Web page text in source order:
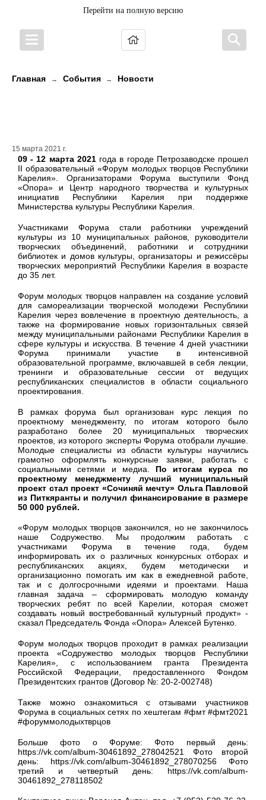
Перейти на полную версию
Главная → События → Новости
15 марта 2021 г.
09 - 12 марта 2021года в городе Петрозаводске прошел
II образовательный «Форум молодых творцов Республики
Карелия». Организаторами Форума выступили Фонд
«Опора» и Центр народного творчества и культурных
инициатив Республики Карелия при поддержке
Министерства культуры Республики Карелия.
Участниками Форума стали работники учреждений
культуры из 10 муниципальных районов, руководители
творческих объединений, работники и сотрудники
библиотек и домов культуры, организаторы и режиссёры
творческих мероприятий Республики Карелия в возрасте
до 35 лет.
Форум молодых творцов направлен на создание условий
для самореализации творческой молодежи Республики
Карелия через вовлечение в проектную деятельность, а
также на формирование новых горизонтальных связей
между муниципальными районами Республики Карелия в
сфере культуры и искусства. В течение 4 дней участники
Форума принимали участие в интенсивной
образовательной программе, включавшей в себя лекции,
тренинги и образовательные сессии от ведущих
республиканских специалистов в области социального
проектирования.
В рамках форума был организован курс лекция по
проектному менеджменту, по итогам которого было
разработано более 20 муниципальных творческих
проектов, из которого эксперты Форума отобрали лучшие.
Молодые специалисты из области культуры научились
грамотно оформлять конкурсные заявки, работать с
социальными сетями и медиа. По итогам курса по
проектному менеджменту лучший муниципальный
проект стал проект «Сочиняй мечту» Ольга Павловой
из Питкяранты и получил финансирование в размере
50 000 рублей.
«Форум молодых творцов закончился, но не закончилось
наше Содружество. Мы продолжим работать с
участниками Форума в течение года, будем
информировать их о различных конкурсных отборах и
республиканских акциях, будем методически и
организационно помогать им как в ежедневной работе,
так и с долгосрочными идеями и проектами. Наша
главная задача – сформировать молодую команду
творческих ребят по всей Карелии, которая сможет
создавать новый востребованный культурный продукт» -
сказал Председатель Фонда «Опора» Алексей Бутенко.
Форум молодых творцов проходит в рамках реализации
проекта «Содружество молодых творцов Республики
Карелия», с использованием гранта Президента
Российской Федерации, предоставленного Фондом
Президентских грантов (Договор №: 20-2-002748)
Также можно ознакомиться с отзывами участников
Форума в социальных сетях по хештегам #фмт #фмт2021
#форуммолодыхтврцов
Больше фото о Форуме: Фото первый день:
https://vk.com/album-30461892_278042521 Фото второй
день: https://vk.com/album-30461892_278070256 Фото
третий и четвертый день: https://vk.com/album-
30461892_278118502